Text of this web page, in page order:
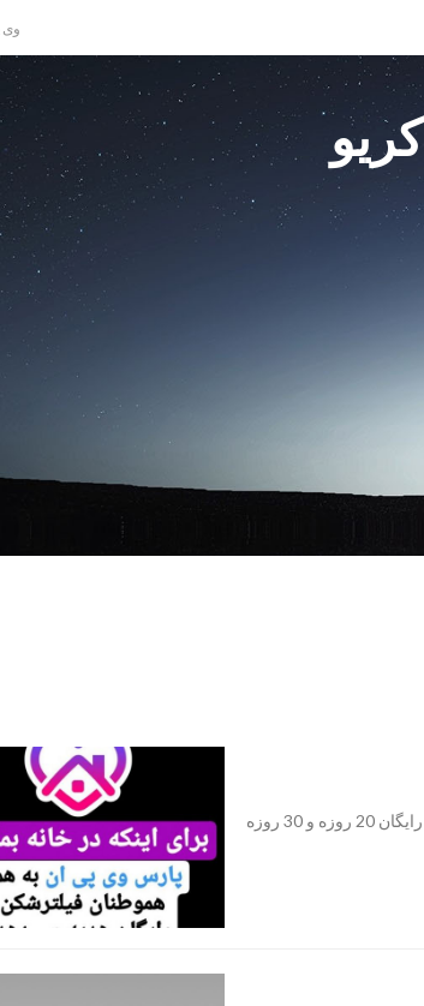
وی
فیلترشکن رایگان به این امید که در خانه بمانید اکانت رایگان 20 روزه و 30 روزه